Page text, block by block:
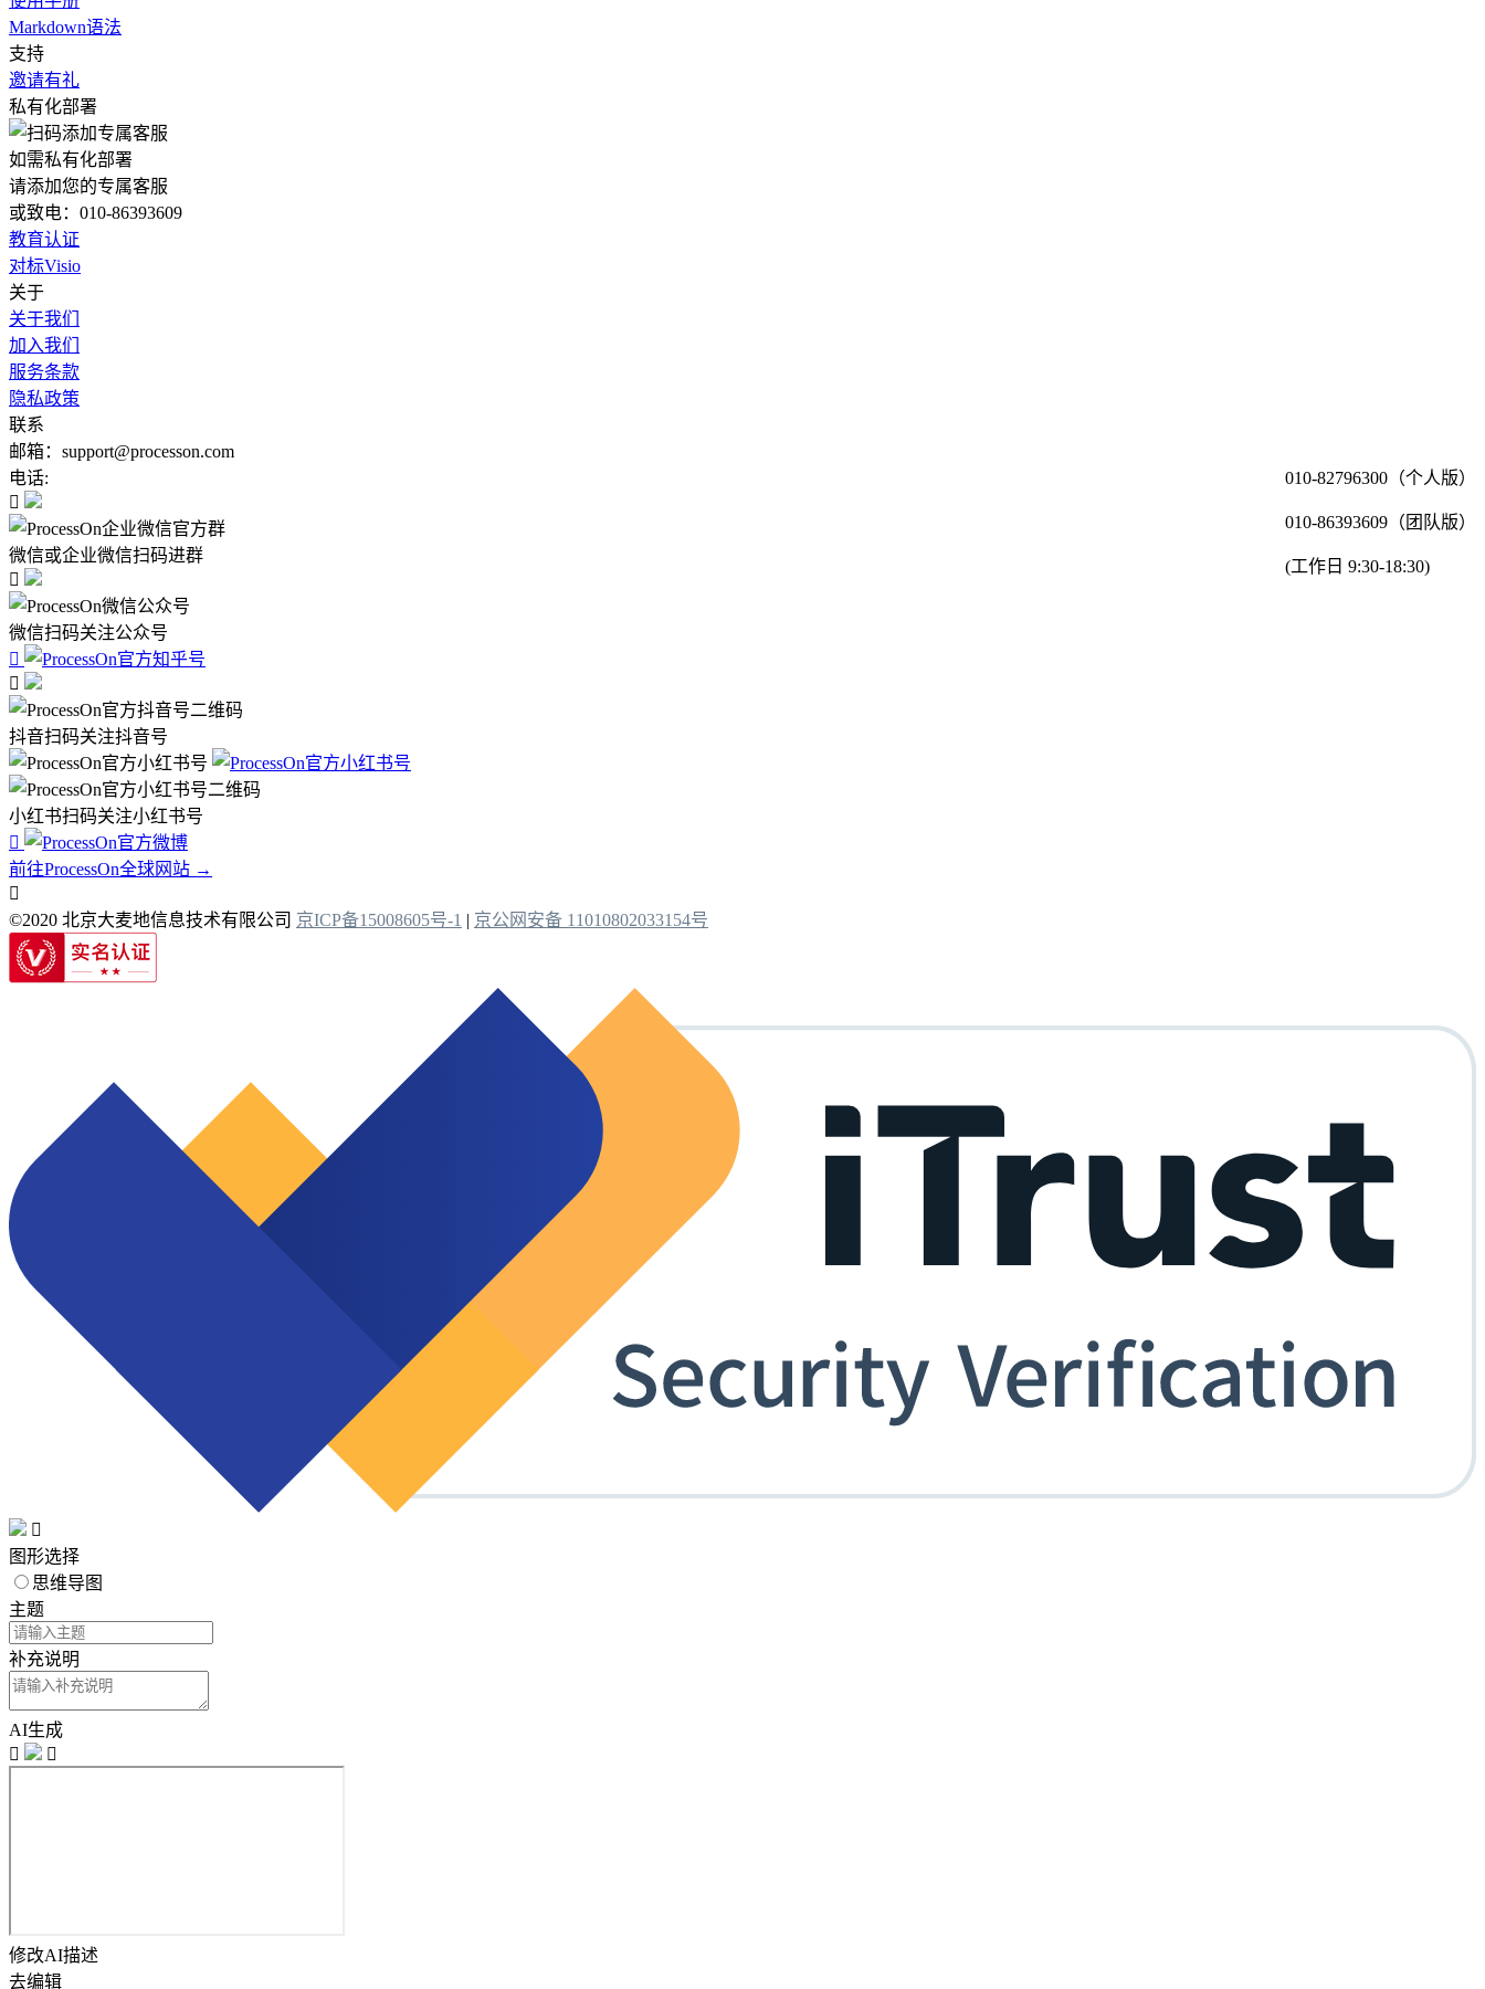
Markdown语法
支持
邀请有礼
私有化部署
如需私有化部署
请添加您的专属客服
或致电：010-86393609
教育认证
对标Visio
关于
关于我们
加入我们
服务条款
隐私政策
联系
邮箱：support@processon.com
电话:
010-82796300（个人版）
010-86393609（团队版）
(工作日 9:30-18:30)

微信或企业微信扫码进群

微信扫码关注公众号


抖音扫码关注抖音号
小红书扫码关注小红书号

前往ProcessOn全球网站 →

©2020 北京大麦地信息技术有限公司 京ICP备15008605号-1 | 京公网安备 11010802033154号

图形选择
思维导图
主题
补充说明
AI生成


修改AI描述
去编辑